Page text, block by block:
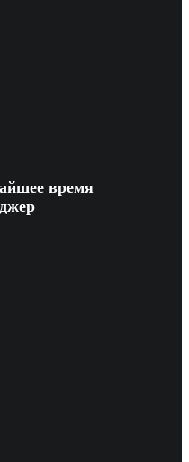
время